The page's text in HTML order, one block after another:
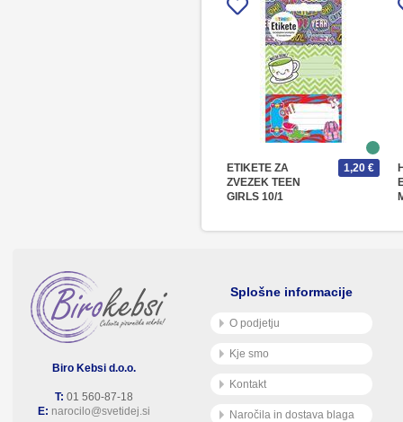
ETIKETE ZA
ZVEZEK TEEN
GIRLS 10/1
1,20 €
Biro Kebsi d.o.o.
T: 01 560-87-18
E: narocilo@svetidej.si
Splošne informacije
O podjetju
Kje smo
Kontakt
Naročila in dostava blaga